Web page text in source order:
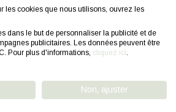
les cookies que nous utilisons, ouvrez les
dans le but de personnaliser la publicité et de
publicitaires. Les données peuvent être
Pour plus d'informations, cliquez ici.
Non, ajuster
Confidentialité
CGV
Droit de retractation